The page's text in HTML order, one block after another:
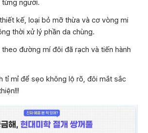
người.
kế, loại bỏ mỡ thừa và cơ vòng mi
thời xử lý phần da chùng.
đường mí đôi đã rạch và tiến hành
tỉ mỉ để sẹo không lộ rõ, đôi mắt sắc